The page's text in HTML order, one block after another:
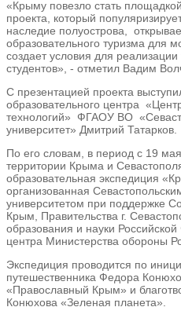
«Крыму повезло стать
проекта, который
наследие полуострова,
образовательного туризма для
создает условия для реализации
студентов», - отметил Вадим
С презентацией проекта
образовательного центра
технологий» ФГАОУ ВО
университет» Дмитрий Татарков.
По его словам, в период с 19
территории Крыма и
образовательная экспедиция
организованная
университетом при поддержке
Крым, Правительства г.
образования и науки
центра Министерства обороны
Экспедиция проводится по
путешественника Федора
«Православный Крым» и
Конюхова «Зеленая планета».